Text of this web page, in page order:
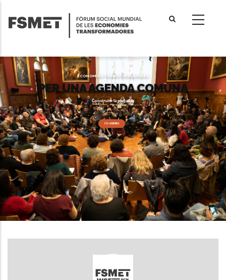
contingut
ECONOMIES TRANSFORMADORES
PER UNA AGENDA COMUNA
Construïm-la plegades
CO-AGENDA